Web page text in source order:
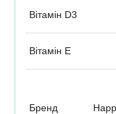
Вітамін D3
Вітамін Е
Бренд